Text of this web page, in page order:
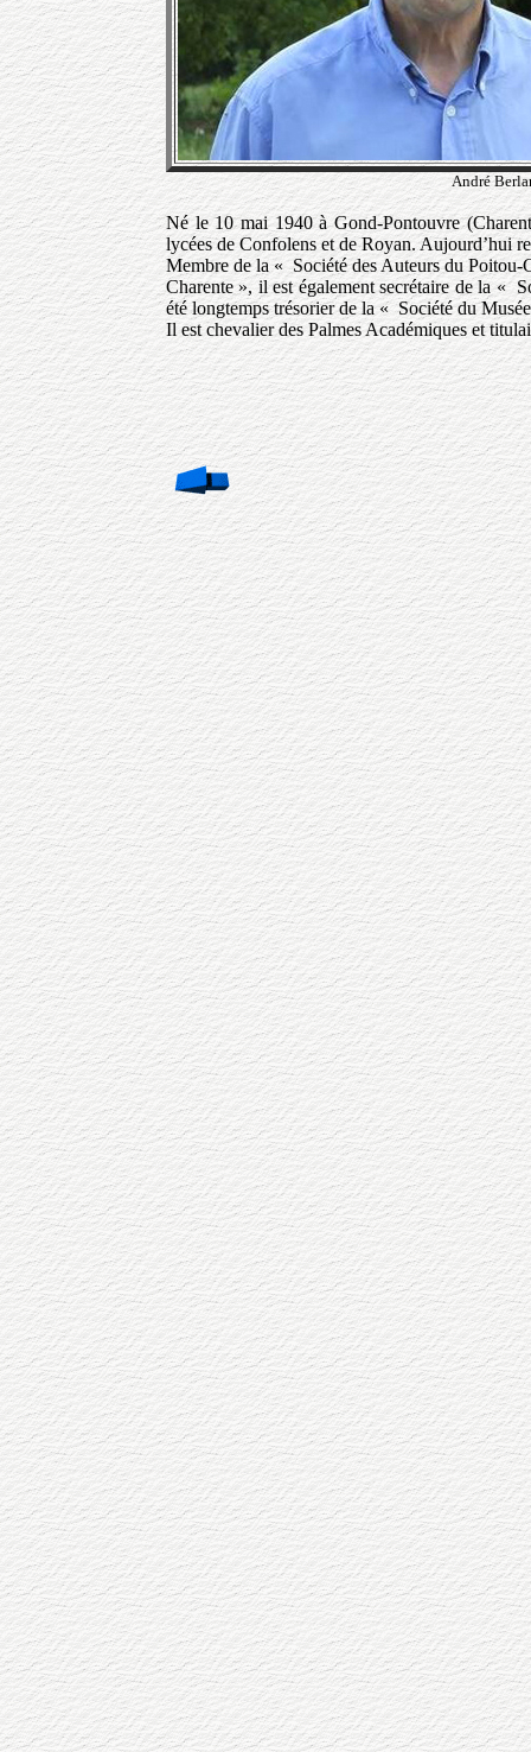
André
Né le 10 mai 1940 à Gond-Pontouvre
lycées de Confolens et de Royan. Aujourd’hui
Membre de la « Société des Auteurs du
Charente », il est également secrétaire de la «
été longtemps trésorier de la « Société du
Il est chevalier des Palmes Académiques et